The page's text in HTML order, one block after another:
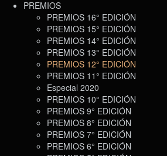
PREMIOS
PREMIOS 16° EDICIÓN
PREMIOS 15° EDICIÓN
PREMIOS 14° EDICIÓN
PREMIOS 13° EDICIÓN
PREMIOS 12° EDICIÓN
PREMIOS 11° EDICIÓN
Especial 2020
PREMIOS 10° EDICIÓN
PREMIOS 9° EDICIÓN
PREMIOS 8° EDICIÓN
PREMIOS 7° EDICIÓN
PREMIOS 6° EDICIÓN